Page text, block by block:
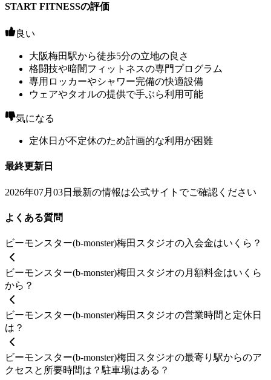
START FITNESSの評価
良い
大阪梅田駅から徒歩5分の立地の良さ
格闘技や暗闇フィットネスの専門プログラム
専用ロッカーやシャワー完備の快適設備
ウェアやタオルの提供で手ぶら利用可能
気になる
定休日が不定休のため計画的な利用が困難
最終更新日
2026年07月03日 最新の情報は公式サイトでご確認ください
よくある質問
ビーモンスター(b-monster)梅田スタジオの入会金はいくら？
ビーモンスター(b-monster)梅田スタジオの月額料金はいくら
から？
ビーモンスター(b-monster)梅田スタジオの営業時間と定休日
は？
ビーモンスター(b-monster)梅田スタジオの最寄り駅からのア
クセスと所要時間は？駐車場はある？